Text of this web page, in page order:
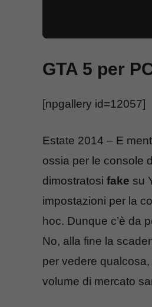
GTA 5 per
[npgallery id=12057]
Estate 2014 – E
ossia per le console
dimostratosi fake su
impostazioni per la
hoc. Dunque c’è da
No, alla fine la
per vedere
volume di mercato